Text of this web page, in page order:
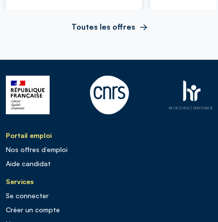
Toutes les offres
Portail emploi
Nos offres d’emploi
Aide candidat
Services
Se connecter
Créer un compte